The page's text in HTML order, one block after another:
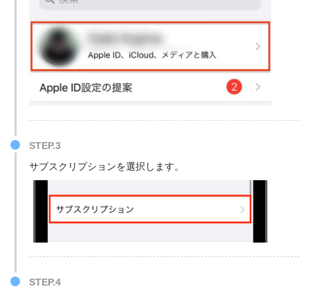
STEP.3
サブスクリプションを選択します。
STEP.4